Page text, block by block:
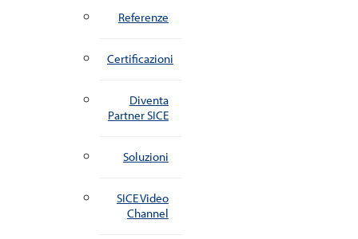
Referenze
Certificazioni
Diventa
Partner SICE
Soluzioni
SICE Video
Channel